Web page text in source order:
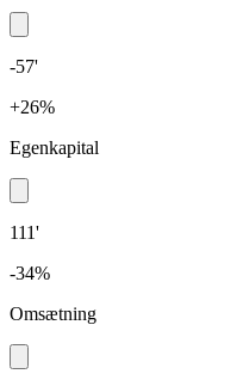
-57'
+26%
Egenkapital
111'
-34%
Omsætning